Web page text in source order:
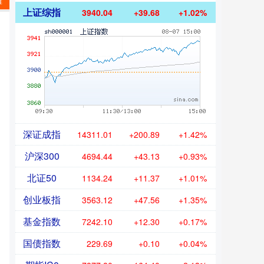
上证综指 3940.04 +39.68 +1.02%
深证成指 14311.01 +200.89 +1.42%
沪深300 4694.44 +43.13 +0.93%
北证50 1134.24 +11.37 +1.01%
创业板指 3563.12 +47.56 +1.35%
基金指数 7242.10 +12.30 +0.17%
国债指数 229.69 +0.10 +0.04%